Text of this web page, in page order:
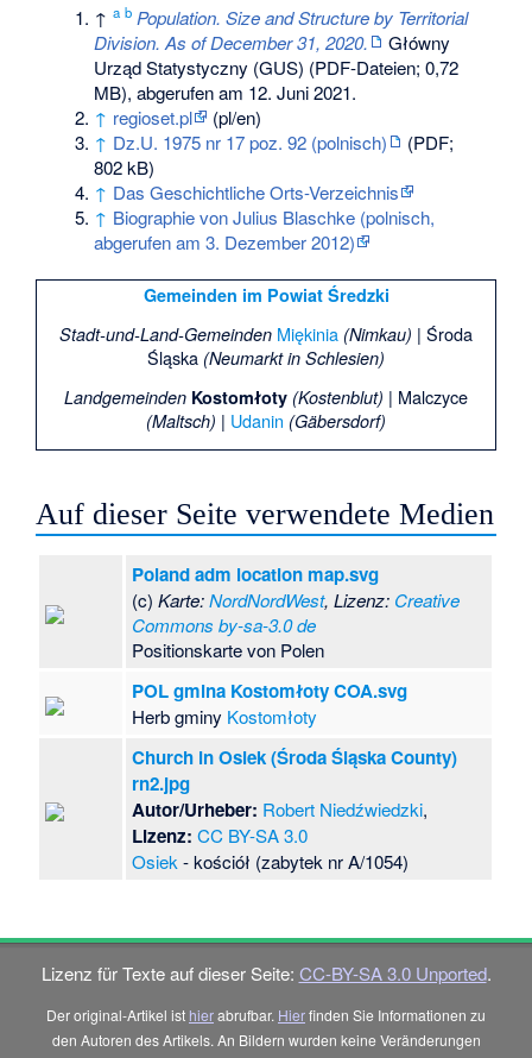
↑a b Population. Size and Structure by Territorial
Division. As of December 31, 2020.
Główny
Urząd Statystyczny (GUS) (PDF-Dateien; 0,72
MB), abgerufen am 12. Juni 2021.
↑ regioset.pl
(pl/en)
↑ Dz.U. 1975 nr 17 poz. 92 (polnisch)
(PDF;
802 kB)
↑ Das Geschichtliche Orts-Verzeichnis
↑ Biographie von Julius Blaschke (polnisch,
abgerufen am 3. Dezember 2012)
Gemeinden im Powiat Średzki
Stadt-und-Land-Gemeinden Miękinia (Nimkau) | Środa
Śląska (Neumarkt in Schlesien)
Landgemeinden Kostomłoty (Kostenblut) | Malczyce
(Maltsch) | Udanin (Gäbersdorf)
Auf dieser Seite verwendete Medien
Poland adm location map.svg
(c)Karte:NordNordWest, Lizenz: Creative
Commons by-sa-3.0 de
Positionskarte von Polen
POL gmina Kostomłoty COA.svg
Herb gminy Kostomłoty
Church in Osiek (Środa Śląska County)
rn2.jpg
Autor/Urheber: Robert Niedźwiedzki,
Lizenz: CC BY-SA 3.0
Osiek- kościół (zabytek nr A/1054)
Lizenz für Texte auf dieser Seite: CC-BY-SA 3.0 Unported.
Der original-Artikel ist hierabrufbar. Hierfinden Sie Informationen zu
den Autoren des Artikels. An Bildern wurden keine Veränderungen